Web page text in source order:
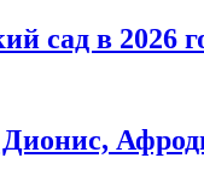
сад в 2026